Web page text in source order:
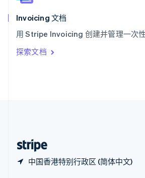
Invoicing 文档
用 Stripe Invoicing 创建并管理一次
探索文档
中国香港特别行政区 (简体中文)
匈牙利
English
ItalianoEnglish
印度
English